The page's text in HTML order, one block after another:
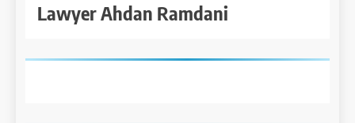
Lawyer Ahdan Ramdani